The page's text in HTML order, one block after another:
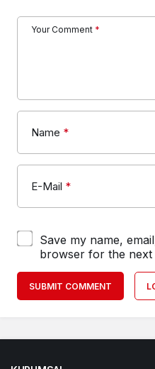
Your Comment *
Name *
E-Mail *
Save my name,
browser for the next
SUBMIT COMMENT